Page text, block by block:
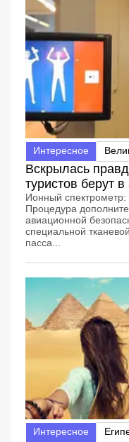
Интересное
Вскрылась
туристов берут
Ионный спектрометр:
Процедура
авиационной
специальной
пасса...
Интересное